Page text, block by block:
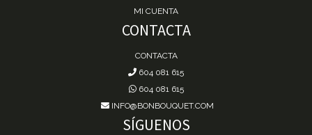
MI CUENTA
CONTACTA
CONTACTA
604 081 615
604 081 615
INFO@BONBOUQUET.COM
SÍGUENOS